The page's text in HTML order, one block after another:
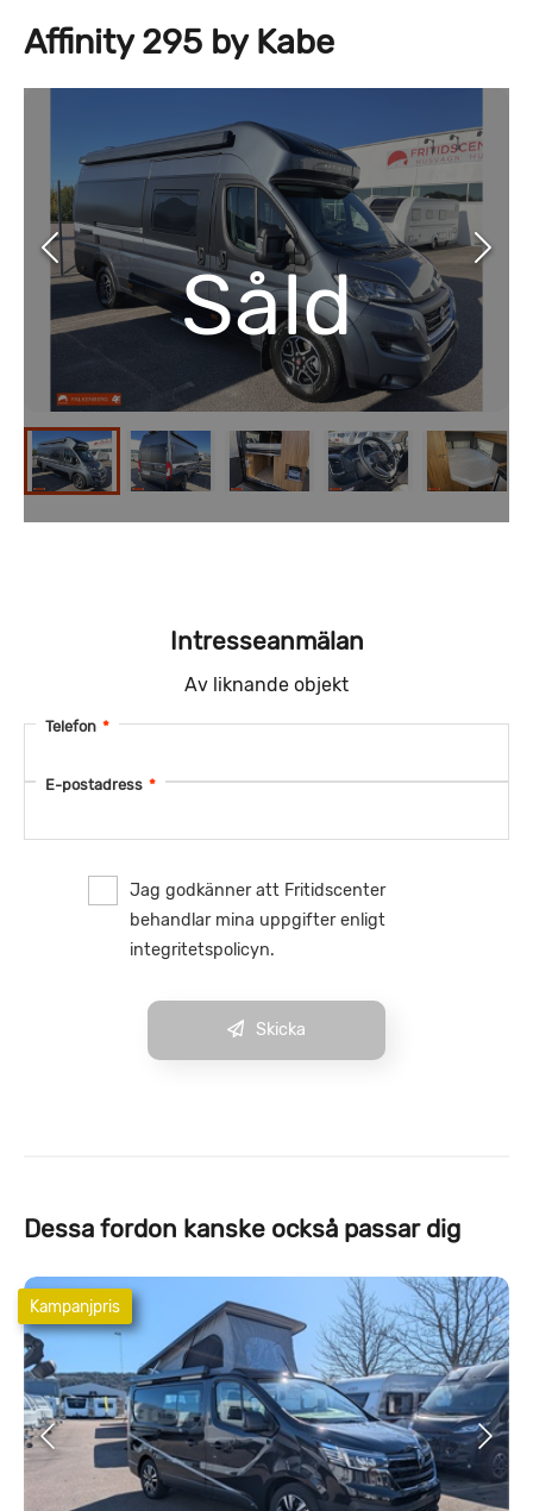
Affinity 295 by Kabe
Såld
Intresseanmälan
Av liknande objekt
Telefon *
E-postadress *
Jag godkänner att Fritidscenter
behandlar mina uppgifter enligt
integritetspolicyn.
Skicka
Dessa fordon kanske också passar dig
Kampanjpris